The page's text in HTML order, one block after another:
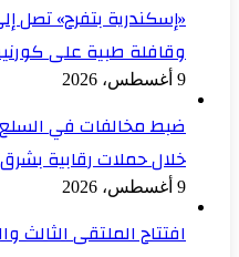
«إسكندرية بتفرح» تصل
وقافلة طبية على
9 أغسطس، 2026
ضبط مخالفات في السلع
خلال حملات رقابية
9 أغسطس، 2026
افتتاح الملتقى الثالث